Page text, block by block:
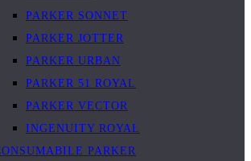
PARKER SONNET
PARKER JOTTER
PARKER URBAN
PARKER 51 ROYAL
PARKER VECTOR
INGENUITY ROYAL
PARKER